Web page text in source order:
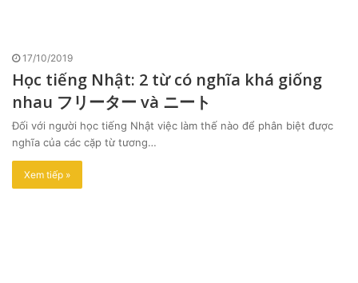
17/10/2019
Học tiếng Nhật: 2 từ có nghĩa khá giống
nhau フリーター và ニート
Đối với người học tiếng Nhật việc làm thế nào để phân biệt được
nghĩa của các cặp từ tương…
Xem tiếp »